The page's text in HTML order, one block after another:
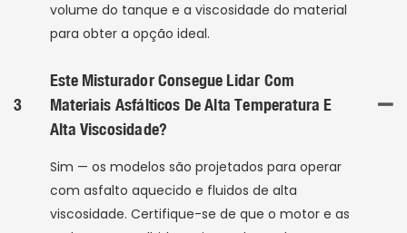
volume do tanque e a viscosidade do material
para obter a opção ideal.
3
Este Misturador Consegue Lidar Com
Materiais Asfálticos De Alta Temperatura E
Alta Viscosidade?
Sim — os modelos são projetados para operar
com asfalto aquecido e fluidos de alta
viscosidade. Certifique-se de que o motor e as